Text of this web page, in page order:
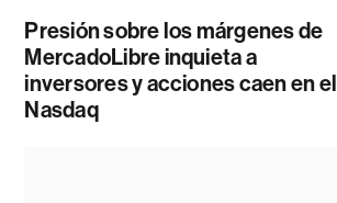
Presión sobre los márgenes de
MercadoLibre inquieta a
inversores y acciones caen en el
Nasdaq